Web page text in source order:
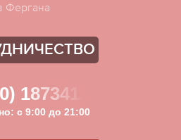
Фергана
1873411
с 9:00 до 21:00